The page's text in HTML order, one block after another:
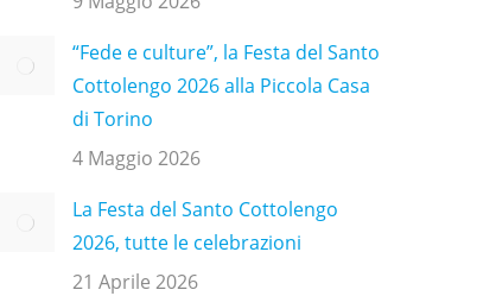
“Fede e culture”, la Festa del Santo
Cottolengo 2026 alla Piccola Casa
di Torino
4 Maggio 2026
La Festa del Santo Cottolengo
2026, tutte le celebrazioni
21 Aprile 2026